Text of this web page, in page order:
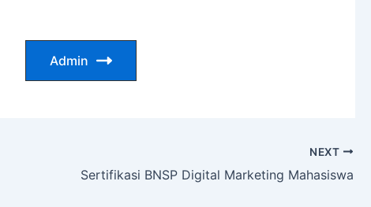
Admin
NEXT
Sertifikasi BNSP Digital Marketing Mahasiswa